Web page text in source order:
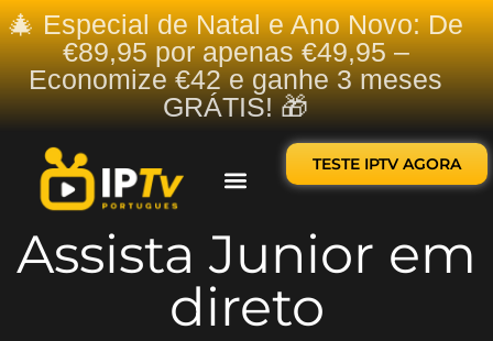
🎄 Especial de Natal e Ano Novo: De
€89,95 por apenas €49,95 –
Economize €42 e ganhe 3 meses
GRÁTIS! 🎁
TESTE IPTV AGORA
Assista Junior em
direto